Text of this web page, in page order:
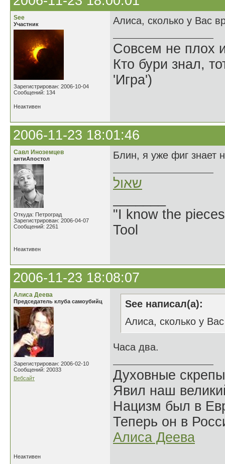
See
Участник
Зарегистрирован: 2006-10-04
Сообщений: 134
Алиса, сколько у Вас
Совсем не плох
Кто бури знал,
'Игра')
Неактивен
2006-11-23 18:01:46
Савл Иноземцев
антиАпостол
Откуда: Петроград
Зарегистрирован: 2006-04-07
Сообщений: 2261
Блин, я уже фиг знает
שאול
"I know the
Tool
Неактивен
2006-11-23 18:08:07
Алиса Деева
Председатель клуба самоубийц
Зарегистрирован: 2006-02-10
Сообщений: 20033
Вебсайт
See написал(а):
Алиса, сколько у
Часа два.
Духовные
Явил наш
Нацизм был в
Теперь он в
Алиса Деева
Неактивен